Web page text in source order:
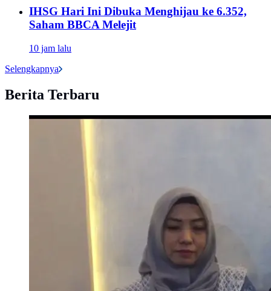
IHSG Hari Ini Dibuka Menghijau ke 6.352,
Saham BBCA Melejit
10 jam lalu
Selengkapnya
Berita Terbaru